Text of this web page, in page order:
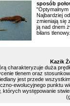
sposób
"Optymalnym
Najbardziej
zmieniają się
ją nad dnem
bilans
Kazik
charakteryzuje duża
tlenem oraz
jest przede
ewolucyjnego punktu
których występowanie